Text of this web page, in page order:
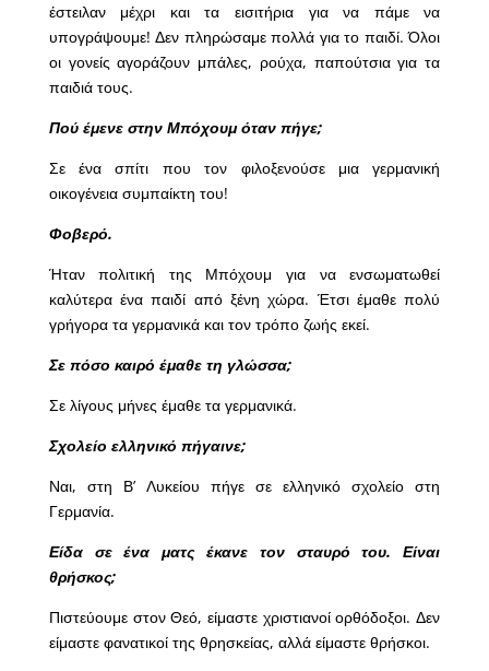
έστειλαν μέχρι και τα εισιτήρια για να πάμε να
υπογράψουμε! Δεν πληρώσαμε πολλά για το παιδί. Όλοι
οι γονείς αγοράζουν μπάλες, ρούχα, παπούτσια για τα
παιδιά τους.
Πού έμενε στην Μπόχουμ όταν πήγε;
Σε ένα σπίτι που τον φιλοξενούσε μια γερμανική
οικογένεια συμπαίκτη του!
Φοβερό.
Ήταν πολιτική της Μπόχουμ για να ενσωματωθεί
καλύτερα ένα παιδί από ξένη χώρα. Έτσι έμαθε πολύ
γρήγορα τα γερμανικά και τον τρόπο ζωής εκεί.
Σε πόσο καιρό έμαθε τη γλώσσα;
Σε λίγους μήνες έμαθε τα γερμανικά.
Σχολείο ελληνικό πήγαινε;
Ναι, στη Β’ Λυκείου πήγε σε ελληνικό σχολείο στη
Γερμανία.
Είδα σε ένα ματς έκανε τον σταυρό του. Είναι
θρήσκος;
Πιστεύουμε στον Θεό, είμαστε χριστιανοί ορθόδοξοι. Δεν
είμαστε φανατικοί της θρησκείας, αλλά είμαστε θρήσκοι.